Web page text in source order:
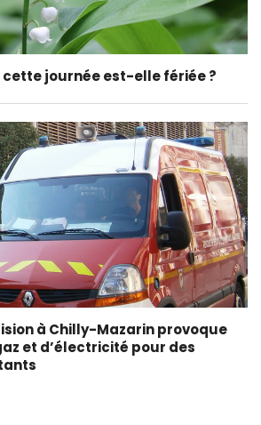
cette journée est-elle fériée ?
à Chilly-Mazarin provoque
et d’électricité pour des